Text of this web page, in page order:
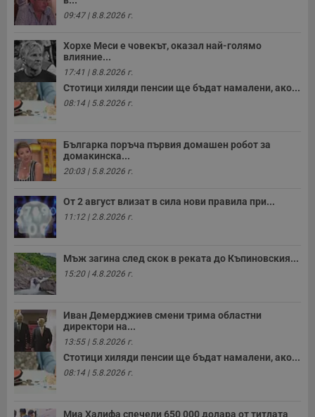
09:47 | 8.8.2026 г.
Хорхе Меси е човекът, оказал най-голямо
влияние...
17:41 | 8.8.2026 г.
Стотици хиляди пенсии ще бъдат намалени, ако...
08:14 | 5.8.2026 г.
Българка поръча първия домашен робот за
домакинска...
20:03 | 5.8.2026 г.
От 2 август влизат в сила нови правила при...
11:12 | 2.8.2026 г.
Мъж загина след скок в реката до Къпиновския...
15:20 | 4.8.2026 г.
Иван Демерджиев смени трима областни
директори на...
13:55 | 5.8.2026 г.
Стотици хиляди пенсии ще бъдат намалени, ако...
08:14 | 5.8.2026 г.
Миа Халифа спечели 650 000 долара от титлата